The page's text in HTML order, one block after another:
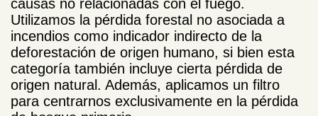
causas no relacionadas con el fuego.
Utilizamos la pérdida forestal no asociada a
incendios como indicador indirecto de la
deforestación de origen humano, si bien esta
categoría también incluye cierta pérdida de
origen natural. Además, aplicamos un filtro
para centrarnos exclusivamente en la pérdida